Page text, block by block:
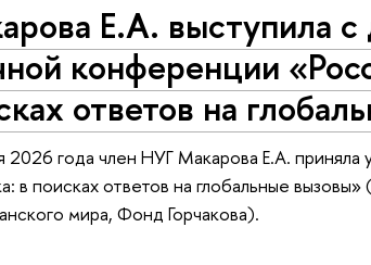
Е.А. выступила
конференции
ответов на
2026 года член НУГ Макарова Е.А.
в поисках ответов на глобальные
мира, Фонд Горчакова).